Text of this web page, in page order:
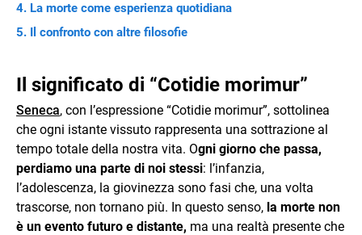
La morte come esperienza quotidiana
Il confronto con altre filosofie
Il significato di “Cotidie morimur”
Seneca, con l’espressione “Cotidie morimur”, sottolinea
che ogni istante vissuto rappresenta una sottrazione al
tempo totale della nostra vita. Ogni giorno che passa,
perdiamo una parte di noi stessi: l’infanzia,
l’adolescenza, la giovinezza sono fasi che, una volta
trascorse, non tornano più. In questo senso, la morte non
è un evento futuro e distante, ma una realtà presente che